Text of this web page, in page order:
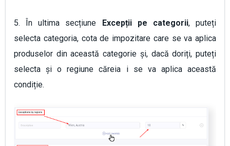
5. În ultima secțiune Excepții pe categorii, puteți
selecta categoria, cota de impozitare care se va aplica
produselor din această categorie și, dacă doriți, puteți
selecta și o regiune căreia i se va aplica această
condiție.